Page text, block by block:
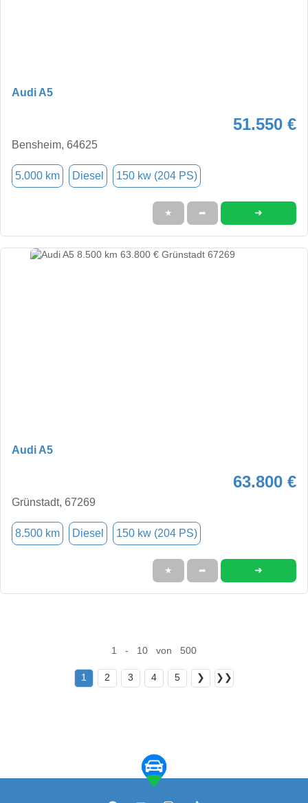
Audi A5
51.550 €
Bensheim, 64625
5.000 km Diesel 150 kw (204 PS)
★ ➦ ➜
Audi A5
63.800 €
Grünstadt, 67269
8.500 km Diesel 150 kw (204 PS)
★ ➦ ➜
1 - 10 von 500
1 2 3 4 5 ❯ ❯❯